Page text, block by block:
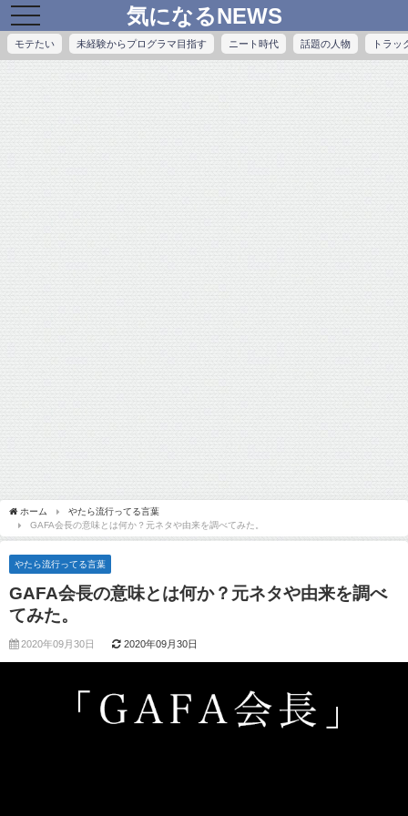
toggle
navigation
気になるNEWS
モテたい 未経験からプログラマ目指す ニート時代 話題の人物 トラッ
ホーム
やたら流行ってる言葉
GAFA会長の意味とは何か？元ネタや由来を調べてみた。
やたら流行ってる言葉
GAFA会長の意味とは何か？元ネタや由来を調べ
てみた。
2020年09月30日 2020年09月30日